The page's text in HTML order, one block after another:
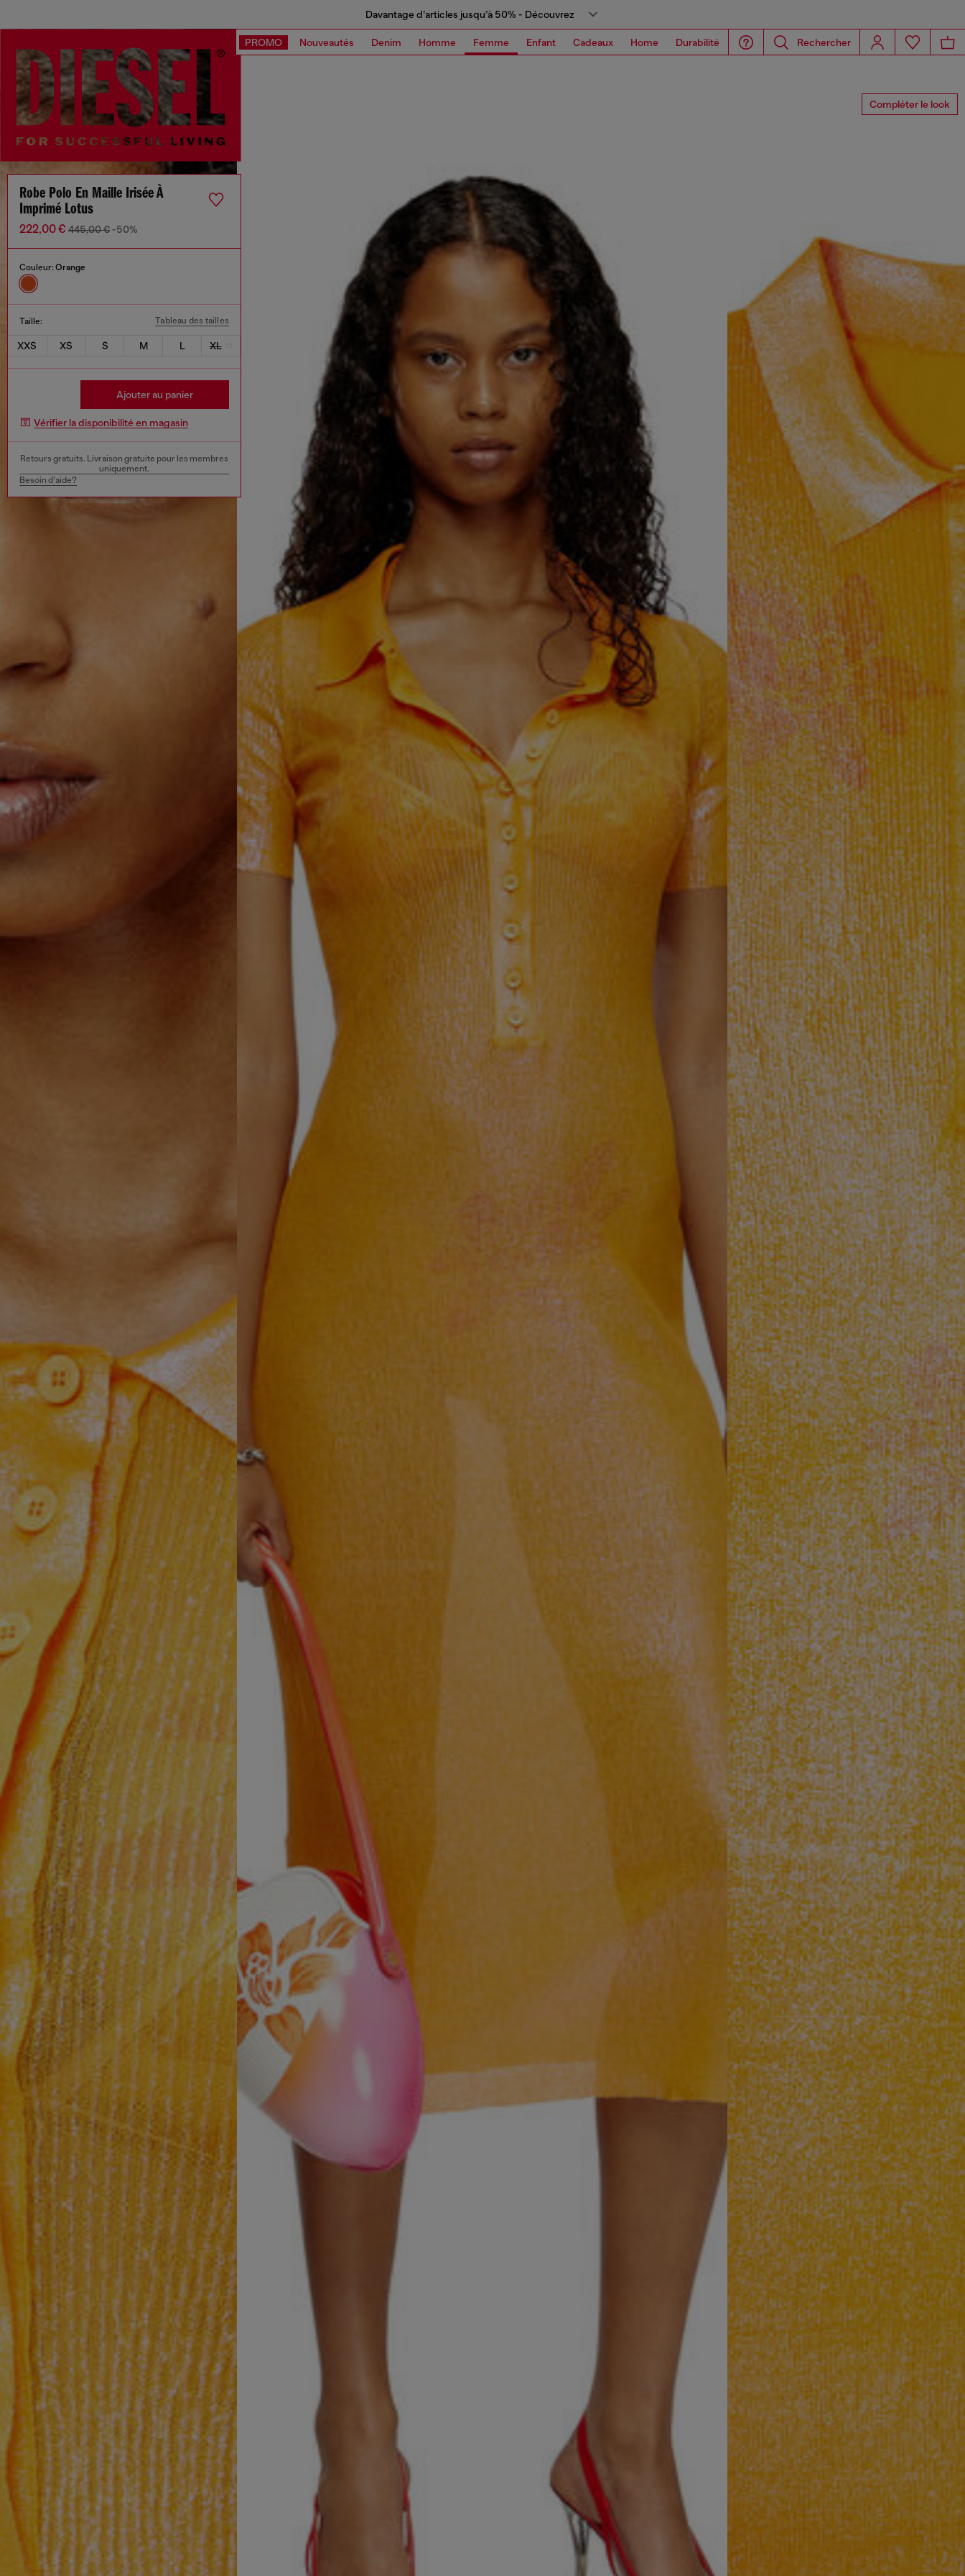
Davantage d’articles jusqu’à 50% - Découvrez
PROMO Nouveautés Denim Homme Femme Enfant Cadeaux Home Durabilité Rechercher
Compléter le look
Robe Polo En Maille Irisée À
Imprimé Lotus
222,00 € 445,00 € -50%
Couleur: Orange
Taille: Tableau des tailles
XXS XS S M L XL
Ajouter au panier
Vérifier la disponibilité en magasin
Retours gratuits. Livraison gratuite pour les membres
uniquement.
Besoin d’aide?